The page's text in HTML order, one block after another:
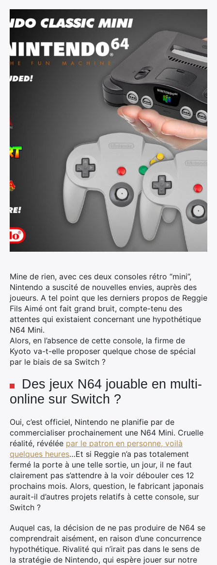
Mine de rien, avec ces deux consoles rétro “mini”,
Nintendo a suscité de nouvelles envies, auprès des
joueurs. A tel point que les derniers propos de Reggie
Fils Aimé ont fait grand bruit, compte-tenu des
attentes qui existaient concernant une hypothétique
N64 Mini.
Alors, en l’absence de cette console, la firme de
Kyoto va-t-elle proposer quelque chose de spécial
par le biais de sa Switch ?
Des jeux N64 jouable en multi-
online sur Switch ?
Oui, c’est officiel, Nintendo ne planifie par de
commercialiser prochainement une N64 Mini. Cruelle
réalité, révélée par le patron en personne, voilà
quelques heures…Et si Reggie n’a pas totalement
fermé la porte à une telle sortie, un jour, il ne faut
clairement pas s’attendre à la voir débouler ces 12
prochains mois. Alors, question, le fabricant japonais
aurait-il d’autres projets relatifs à cette console, sur
Switch ?
Auquel cas, la décision de ne pas produire de N64 se
comprendrait aisément, en raison d’une concurrence
hypothétique. Rivalité qui n’irait pas dans le sens de
la stratégie de Nintendo, qui espère jouer sur notre